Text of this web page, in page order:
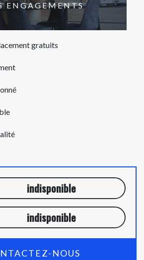
ENGAGEMENTS
gratuits
indisponible
indisponible
NOUS